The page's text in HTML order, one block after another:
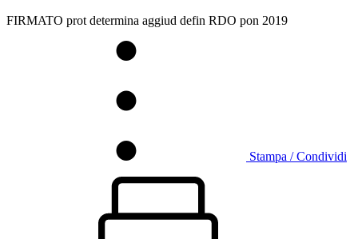
FIRMATO prot determina aggiud defin RDO pon 2019
Stampa / Condividi